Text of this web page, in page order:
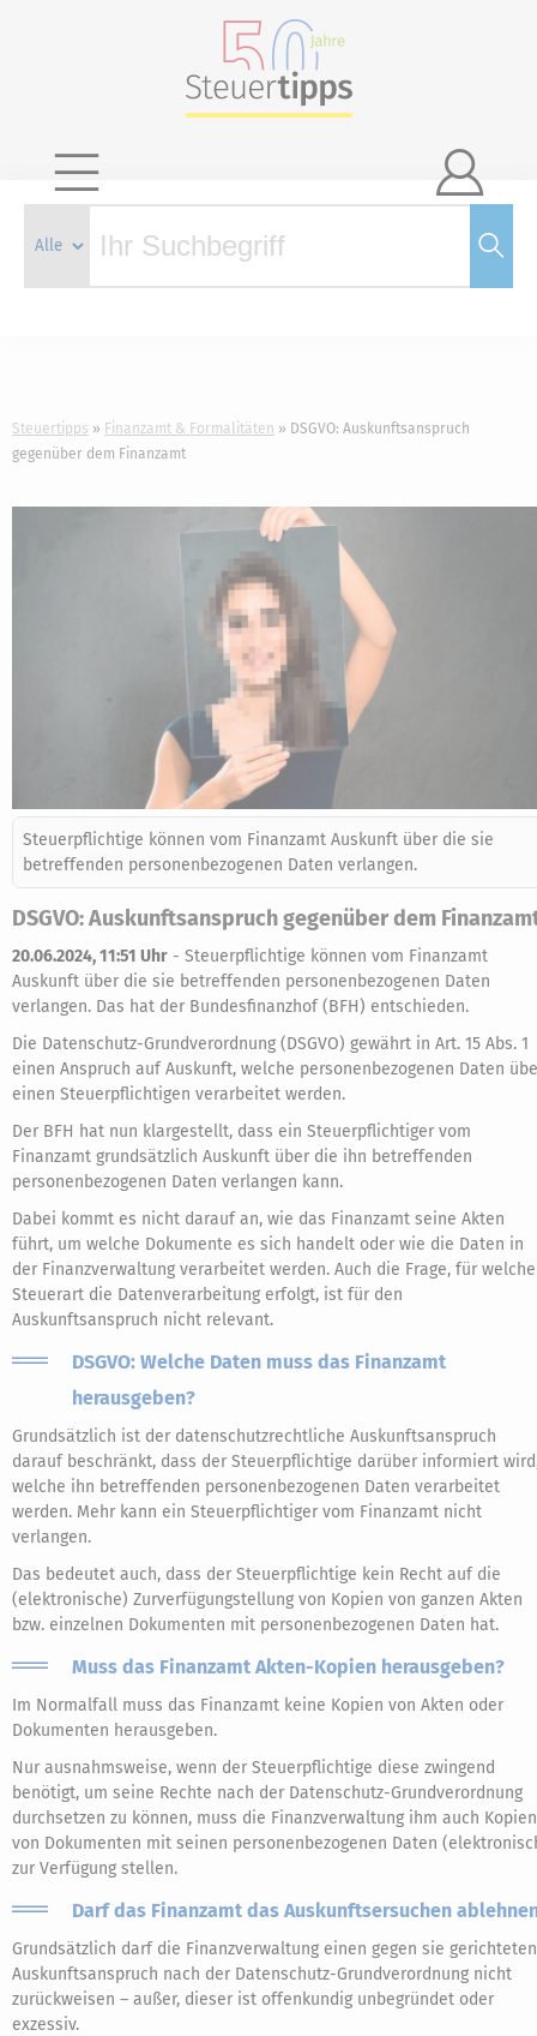

Steuertipps Finanzamt & Formalitäten
DSGVO: Auskunftsanspruch
gegenüber dem Finanzamt
Steuerpflichtige können vom Finanzamt Auskunft über die sie
betreffenden personenbezogenen Daten verlangen.
DSGVO: Auskunftsanspruch gegenüber dem
20.06.2024, 11:51 Uhr - Steuerpflichtige können vom Finanzamt
Auskunft über die sie betreffenden personenbezogenen Daten
verlangen. Das hat der Bundesfinanzhof (BFH) entschieden.
Die Datenschutz-Grundverordnung (DSGVO) gewährt in Art. 15 Abs. 1
einen Anspruch auf Auskunft, welche personenbezogenen Daten
einen Steuerpflichtigen verarbeitet werden.
Der BFH hat nun klargestellt, dass ein Steuerpflichtiger vom
Finanzamt grundsätzlich Auskunft über die ihn betreffenden
personenbezogenen Daten verlangen kann.
Dabei kommt es nicht darauf an, wie das Finanzamt seine Akten
führt, um welche Dokumente es sich handelt oder wie die Daten in
der Finanzverwaltung verarbeitet werden. Auch die Frage, für welche
Steuerart die Datenverarbeitung erfolgt, ist für den
Auskunftsanspruch nicht relevant.
DSGVO: Welche Daten muss das Finanzamt
herausgeben?
Grundsätzlich ist der datenschutzrechtliche Auskunftsanspruch
darauf beschränkt, dass der Steuerpflichtige darüber informiert
welche ihn betreffenden personenbezogenen Daten verarbeitet
werden. Mehr kann ein Steuerpflichtiger vom Finanzamt nicht
verlangen.
Das bedeutet auch, dass der Steuerpflichtige kein Recht auf die
(elektronische) Zurverfügungstellung von Kopien von ganzen Akten
bzw. einzelnen Dokumenten mit personenbezogenen Daten hat.
Muss das Finanzamt Akten-Kopien herausgeben?
Im Normalfall muss das Finanzamt keine Kopien von Akten oder
Dokumenten herausgeben.
Nur ausnahmsweise, wenn der Steuerpflichtige diese zwingend
benötigt, um seine Rechte nach der Datenschutz-Grundverordnung
durchsetzen zu können, muss die Finanzverwaltung ihm auch Kopien
von Dokumenten mit seinen personenbezogenen Daten
zur Verfügung stellen.
Darf das Finanzamt das Auskunftsersuchen
Grundsätzlich darf die Finanzverwaltung einen gegen sie gerichteten
Auskunftsanspruch nach der Datenschutz-Grundverordnung nicht
zurückweisen – außer, dieser ist offenkundig unbegründet oder
exzessiv.